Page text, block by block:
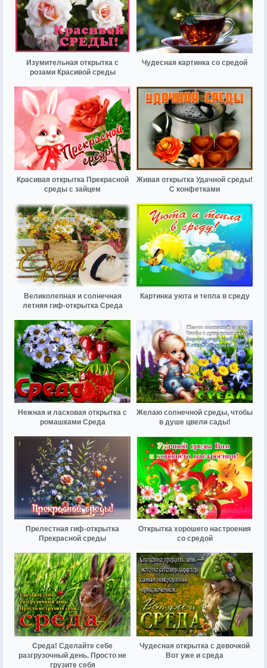
Изумительная открытка с
розами Красивой среды
Чудесная картинка со средой
Красивая открытка Прекрасной
среды с зайцем
Живая открытка Удачной среды!
С конфетками
Великолепная и солнечная
летняя гиф-открытка Среда
Картинка уюта и тепла в среду
Нежная и ласковая открытка с
ромашками Среда
Желаю солнечной среды, чтобы
в душе цвели сады!
Прелестная гиф-открытка
Прекрасной среды
Открытка хорошего настроения
со средой
Среда! Сделайте себе
разгрузочный день. Просто не
грузите себя
Чудесная открытка с девочкой
Вот уже и среда